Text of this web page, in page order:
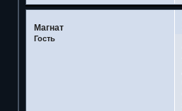
Магнат
Гость